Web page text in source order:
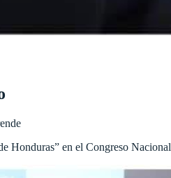
Honduras” en el Congreso Nacional